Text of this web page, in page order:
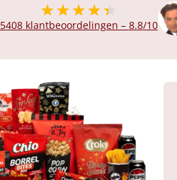
5408klantbeoordelingen – 8.8/10